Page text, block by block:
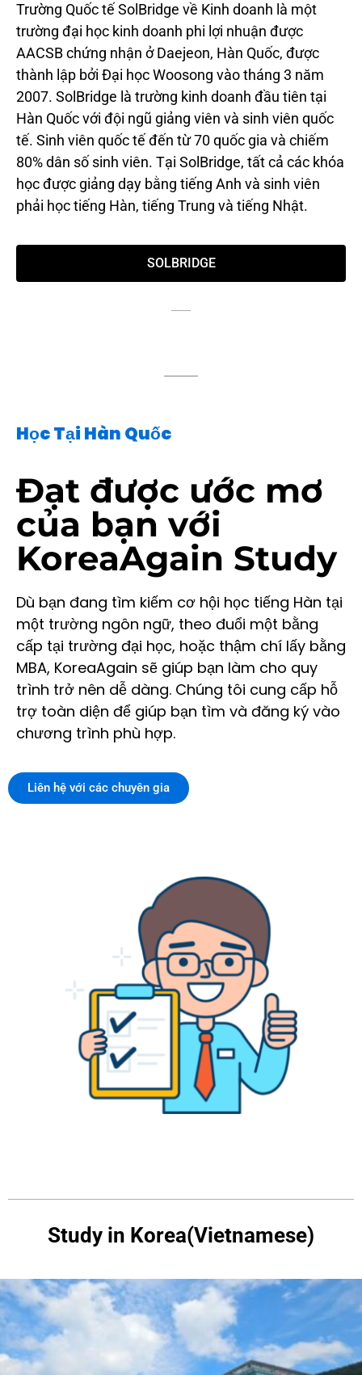
Trường Quốc tế SolBridge về Kinh doanh là một
trường đại học kinh doanh phi lợi nhuận được
AACSB chứng nhận ở Daejeon, Hàn Quốc, được
thành lập bởi Đại học Woosong vào tháng 3 năm
2007. SolBridge là trường kinh doanh đầu tiên tại
Hàn Quốc với đội ngũ giảng viên và sinh viên quốc
tế. Sinh viên quốc tế đến từ 70 quốc gia và chiếm
80% dân số sinh viên. Tại SolBridge, tất cả các khóa
học được giảng dạy bằng tiếng Anh và sinh viên
phải học tiếng Hàn, tiếng Trung và tiếng Nhật.
SOLBRIDGE
Học Tại Hàn Quốc
Đạt được ước mơ
của bạn với
KoreaAgain Study
Dù bạn đang tìm kiếm cơ hội học tiếng Hàn tại
một trường ngôn ngữ, theo đuổi một bằng
cấp tại trường đại học, hoặc thậm chí lấy bằng
MBA, KoreaAgain sẽ giúp bạn làm cho quy
trình trở nên dễ dàng. Chúng tôi cung cấp hỗ
trợ toàn diện để giúp bạn tìm và đăng ký vào
chương trình phù hợp.
Liên hệ với các chuyên gia
Study in Korea(Vietnamese)